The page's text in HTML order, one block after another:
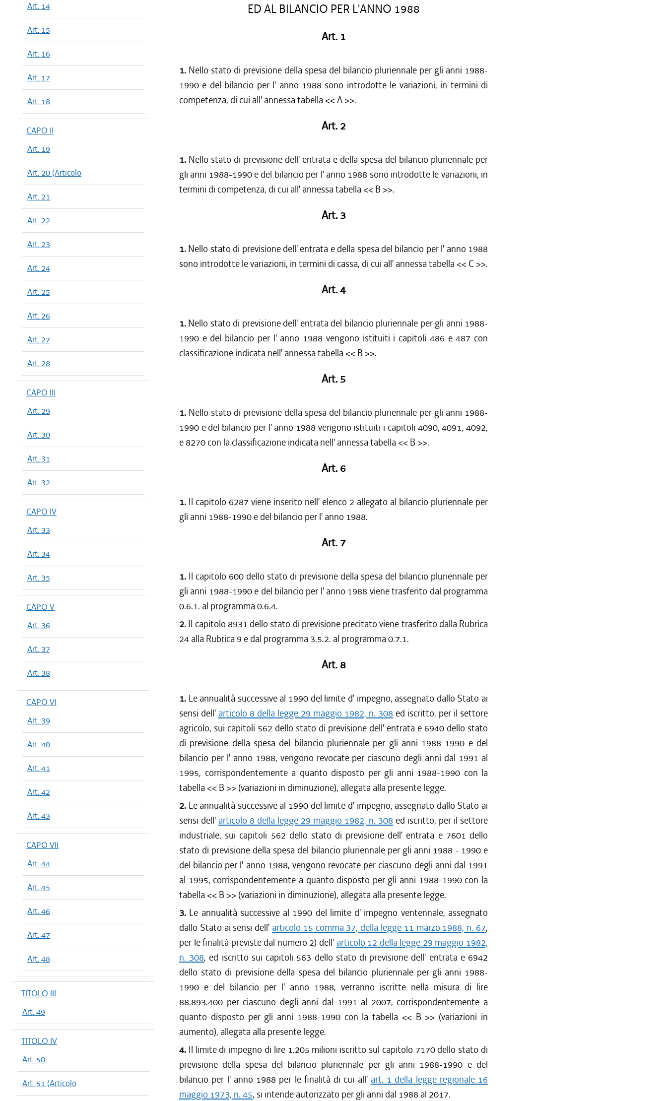
Art. 14
Art. 15
Art. 16
Art. 17
Art. 18
CAPO II
Art. 19
Art. 20 (Articolo
Art. 21
Art. 22
Art. 23
Art. 24
Art. 25
Art. 26
Art. 27
Art. 28
CAPO III
Art. 29
Art. 30
Art. 31
Art. 32
CAPO IV
Art. 33
Art. 34
Art. 35
CAPO V
Art. 36
Art. 37
Art. 38
CAPO VI
Art. 39
Art. 40
Art. 41
Art. 42
Art. 43
CAPO VII
Art. 44
Art. 45
Art. 46
Art. 47
Art. 48
TITOLO III
Art. 49
TITOLO IV
Art. 50
Art. 51 (Articolo
ED AL BILANCIO PER L'ANNO 1988
Art. 1
1. Nello stato di previsione della spesa del bilancio pluriennale per gli anni 1988-
1990 e del bilancio per l' anno 1988 sono introdotte le variazioni, in termini di
competenza, di cui all' annessa tabella << A >>.
Art. 2
1. Nello stato di previsione dell' entrata e della spesa del bilancio pluriennale per
gli anni 1988-1990 e del bilancio per l' anno 1988 sono introdotte le variazioni, in
termini di competenza, di cui all' annessa tabella << B >>.
Art. 3
1. Nello stato di previsione dell' entrata e della spesa del bilancio per l' anno 1988
sono introdotte le variazioni, in termini di cassa, di cui all' annessa tabella << C >>.
Art. 4
1. Nello stato di previsione dell' entrata del bilancio pluriennale per gli anni 1988-
1990 e del bilancio per l' anno 1988 vengono istituiti i capitoli 486 e 487 con
classificazione indicata nell' annessa tabella << B >>.
Art. 5
1. Nello stato di previsione della spesa del bilancio pluriennale per gli anni 1988-
1990 e del bilancio per l' anno 1988 vengono istituiti i capitoli 4090, 4091, 4092,
e 8270 con la classificazione indicata nell' annessa tabella << B >>.
Art. 6
1. Il capitolo 6287 viene inserito nell' elenco 2 allegato al bilancio pluriennale per
gli anni 1988-1990 e del bilancio per l' anno 1988.
Art. 7
1. Il capitolo 600 dello stato di previsione della spesa del bilancio pluriennale per
gli anni 1988-1990 e del bilancio per l' anno 1988 viene trasferito dal programma
0.6.1. al programma 0.6.4.
2. Il capitolo 8931 dello stato di previsione precitato viene trasferito dalla Rubrica
24 alla Rubrica 9 e dal programma 3.5.2. al programma 0.7.1.
Art. 8
1. Le annualità successive al 1990 del limite d' impegno, assegnato dallo Stato ai
sensi dell' articolo 8 della legge 29 maggio 1982, n. 308 ed iscritto, per il settore
agricolo, sui capitoli 562 dello stato di previsione dell' entrata e 6940 dello stato
di previsione della spesa del bilancio pluriennale per gli anni 1988-1990 e del
bilancio per l' anno 1988, vengono revocate per ciascuno degli anni dal 1991 al
1995, corrispondentemente a quanto disposto per gli anni 1988-1990 con la
tabella << B >> (variazioni in diminuzione), allegata alla presente legge.
2. Le annualità successive al 1990 del limite d' impegno, assegnato dallo Stato ai
sensi dell' articolo 8 della legge 29 maggio 1982, n. 308 ed iscritto, per il settore
industriale, sui capitoli 562 dello stato di previsione dell' entrata e 7601 dello
stato di previsione della spesa del bilancio pluriennale per gli anni 1988 - 1990 e
del bilancio per l' anno 1988, vengono revocate per ciascuno degli anni dal 1991
al 1995, corrispondentemente a quanto disposto per gli anni 1988-1990 con la
tabella << B >> (variazioni in diminuzione), allegata alla presente legge.
3. Le annualità successive al 1990 del limite d' impegno ventennale, assegnato
dallo Stato ai sensi dell' articolo 15 comma 37, della legge 11 marzo 1988, n. 67,
per le finalità previste dal numero 2) dell' articolo 12 della legge 29 maggio 1982,
n. 308, ed iscritto sui capitoli 563 dello stato di previsione dell' entrata e 6942
dello stato di previsione della spesa del bilancio pluriennale per gli anni 1988-
1990 e del bilancio per l' anno 1988, verranno iscritte nella misura di lire
88.893.400 per ciascuno degli anni dal 1991 al 2007, corrispondentemente a
quanto disposto per gli anni 1988-1990 con la tabella << B >> (variazioni in
aumento), allegata alla presente legge.
4. Il limite di impegno di lire 1.205 milioni iscritto sul capitolo 7170 dello stato di
previsione della spesa del bilancio pluriennale per gli anni 1988-1990 e del
bilancio per l' anno 1988 per le finalità di cui all' art. 1 della legge regionale 16
maggio 1973, n. 45, si intende autorizzato per gli anni dal 1988 al 2017.